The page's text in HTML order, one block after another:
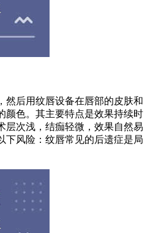
然后用纹唇设备在唇部的皮肤和
颜色。其主要特点是效果持续时
层次浅，结痂轻微，效果自然易
下风险：纹唇常见的后遗症是局